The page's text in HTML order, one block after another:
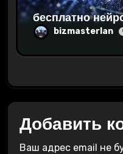
бесплатно
bizmasterlan
Добавить
Ваш адрес email не